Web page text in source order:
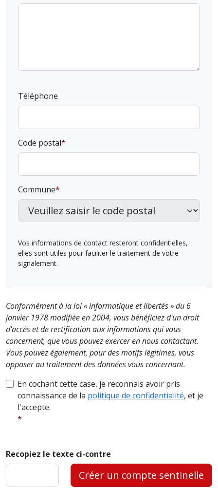
Téléphone
Code postal
Commune
Vos informations de contact resteront confidentielles,
elles sont utiles pour faciliter le traitement de votre
signalement.
Conformément à la loi « informatique et libertés » du 6
janvier 1978 modifiée en 2004, vous bénéficiez d'un droit
d'accès et de rectification aux informations qui vous
concernent, que vous pouvez exercer en nous contactant.
Vous pouvez également, pour des motifs légitimes, vous
opposer au traitement des données vous concernant.
En cochant cette case, je reconnais avoir pris
connaissance de la politique de confidentialité, et je
l'accepte.
Recopiez le texte ci-contre
Créer un compte sentinelle